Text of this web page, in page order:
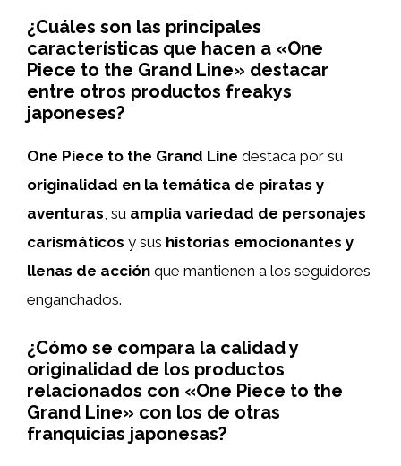
¿Cuáles son las principales
características que hacen a «One
Piece to the Grand Line» destacar
entre otros productos freakys
japoneses?
One Piece to the Grand Line destaca por su
originalidad en la temática de piratas y
aventuras, su amplia variedad de personajes
carismáticos y sus historias emocionantes y
llenas de acción que mantienen a los seguidores
enganchados.
¿Cómo se compara la calidad y
originalidad de los productos
relacionados con «One Piece to the
Grand Line» con los de otras
franquicias japonesas?